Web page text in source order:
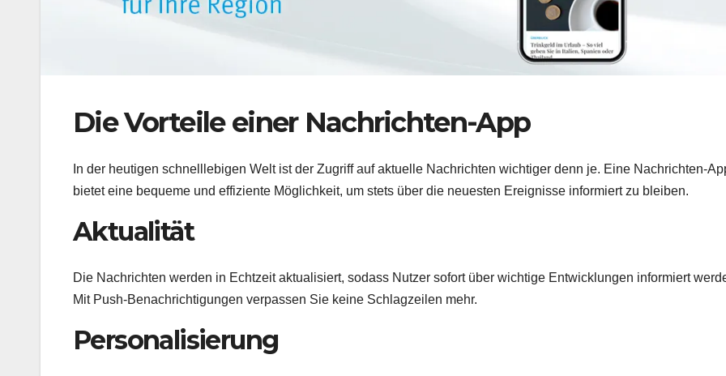
Die Vorteile einer Nachrichten-App
In der heutigen schnelllebigen Welt ist der Zugriff auf aktuelle Nachrichten wichtiger denn je. Eine Nachrichten-
bietet eine bequeme und effiziente Möglichkeit, um stets über die neuesten Ereignisse informiert zu bleiben.
Aktualität
Die Nachrichten werden in Echtzeit aktualisiert, sodass Nutzer sofort über wichtige Entwicklungen informiert
Mit Push-Benachrichtigungen verpassen Sie keine Schlagzeilen mehr.
Personalisierung